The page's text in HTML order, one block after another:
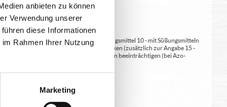
anbieten zu können
Verwendung unserer
diese Informationen
Rahmen Ihrer Nutzung
Marketing
(bei Fleischerzeugnissen) 9 - mit Süßungsmittel 10 - mit Süßungsmitteln
bei übermäßigem Verzehr abführend wirken (zusätzlich zur Angabe 15 -
Aktivität und Aufmerksamkeit bei Kindern beeinträchtigen (bei Azo-